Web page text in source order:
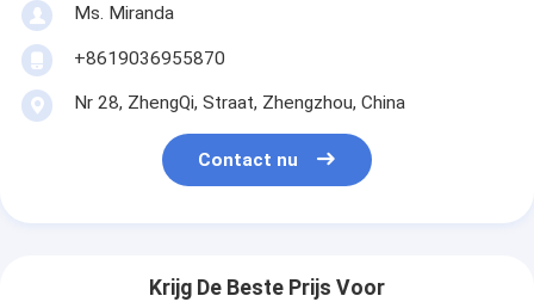
Ms. Miranda
+8619036955870
Nr 28, ZhengQi, Straat, Zhengzhou, China
Contact nu
Krijg De Beste Prijs Voor